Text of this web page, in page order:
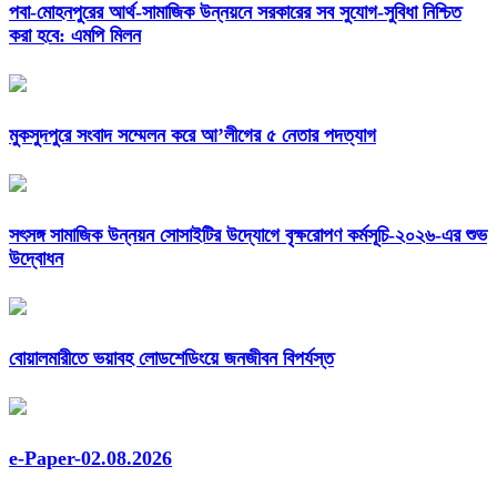
পবা-মোহনপুরের আর্থ-সামাজিক উন্নয়নে সরকারের সব সুযোগ-সুবিধা নিশ্চিত
করা হবে: এমপি মিলন
মুকসুদপুরে সংবাদ সম্মেলন করে আ’লীগের ৫ নেতার পদত্যাগ
সৎসঙ্গ সামাজিক উন্নয়ন সোসাইটির উদ্যোগে বৃক্ষরোপণ কর্মসূচি-২০২৬-এর শুভ
উদ্বোধন
বোয়ালমারীতে ভয়াবহ লোডশেডিংয়ে জনজীবন বিপর্যস্ত
e-Paper-02.08.2026